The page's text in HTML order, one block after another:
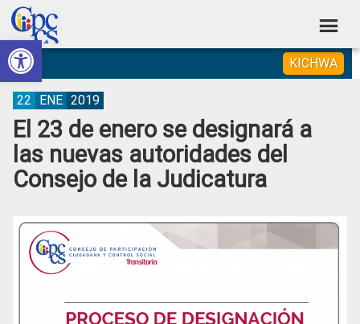
Abrir barra de herramientas
Skip
to
primary
navigation
Skip
to
main
content
Skip
to
primary
sidebar
Skip
to
footer
Consejo
de
Participación
Ciudadana
Control
Construyendo
Poder
Ciudadano
KICHWA
El 23 de enero se designará a
las nuevas autoridades del
Consejo de la Judicatura
22 ENE 2019